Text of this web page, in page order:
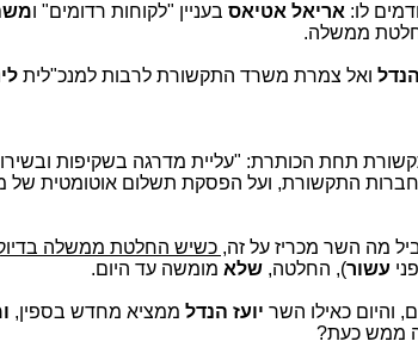
לו: אריאל אטיאס בעניין "לקוחות רדומים" ו
ממשלה.
הנדל ואל צמרת משרד התקשורת לרבות למנכ"לית
תחת הכותרת: "עליית מדרגה בשקיפות
התקשורת, ועל הפסקת תשלום אוטומטית של
מה השר מכריז על זה, כשיש החלטת ממשלה
עשור), החלטה,שלא מומשה עד היום.
והיום כאילו השר יועז הנדל ממציא מחדש בספין,
ממש כעת?